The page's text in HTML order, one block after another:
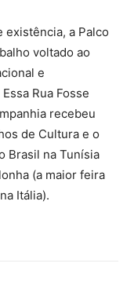
existência, a Palco
voltado ao
e
Rua Fosse
recebeu
de Cultura e o
Brasil na Tunísia
(a maior feira
Itália).